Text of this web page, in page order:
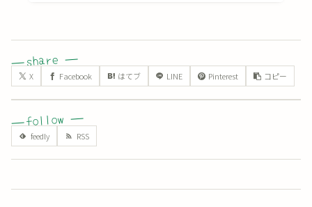
X Facebook はてブ LINE Pinterest コピー